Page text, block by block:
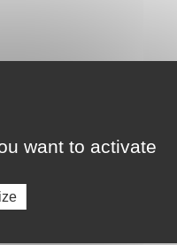
want to activate